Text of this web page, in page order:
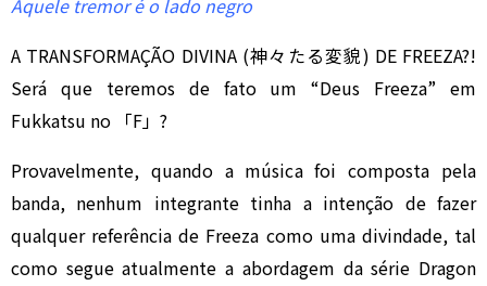
Aquele tremor é o lado negro
A TRANSFORMAÇÃO DIVINA (神々たる変貌) DE FREEZA?!
Será que teremos de fato um “Deus Freeza” em
Fukkatsu no 「F」?
Provavelmente, quando a música foi composta pela
banda, nenhum integrante tinha a intenção de fazer
qualquer referência de Freeza como uma divindade, tal
como segue atualmente a abordagem da série Dragon